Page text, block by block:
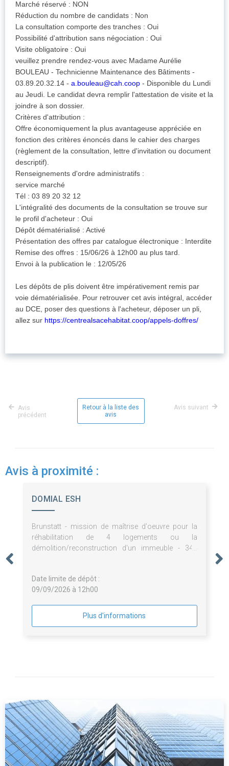
Marché réservé : NON
Réduction du nombre de candidats : Non
La consultation comporte des tranches : Oui
Possibilité d'attribution sans négociation : Oui
Visite obligatoire : Oui
veuillez prendre rendez-vous avec Madame Aurélie
BOULEAU - Technicienne Maintenance des Bâtiments -
03.89.20.32.14 - a.bouleau@cah.coop - Disponible du Lundi
au Jeudi. Le candidat devra remplir l'attestation de visite et la
joindre à son dossier.
Critères d'attribution :
Offre économiquement la plus avantageuse appréciée en
fonction des critères énoncés dans le cahier des charges
(règlement de la consultation, lettre d'invitation ou document
descriptif).
Renseignements d'ordre administratifs :
service marché
Tél : 03 89 20 32 12
L'intégralité des documents de la consultation se trouve sur
le profil d'acheteur : Oui
Dépôt dématérialisé : Activé
Présentation des offres par catalogue électronique : Interdite
Remise des offres : 15/06/26 à 12h00 au plus tard.
Envoi à la publication le : 12/05/26
Les dépôts de plis doivent être impérativement remis par
voie dématérialisée. Pour retrouver cet avis intégral, accéder
au DCE, poser des questions à l'acheteur, déposer un pli,
allez sur https://centrealsacehabitat.coop/appels-doffres/
Avis
précédent
Retour à la liste des
avis
Avis suivant
Avis à proximité :
DOMIAL ESH
Brunstatt - mission de maîtrise d'oeuvre pour la
réhabilitation de 4 logements ou la
démolition/reconstruction d'un immeuble - 344
Date limite de dépôt :
09/09/2026 à 12h00
Plus d'informations